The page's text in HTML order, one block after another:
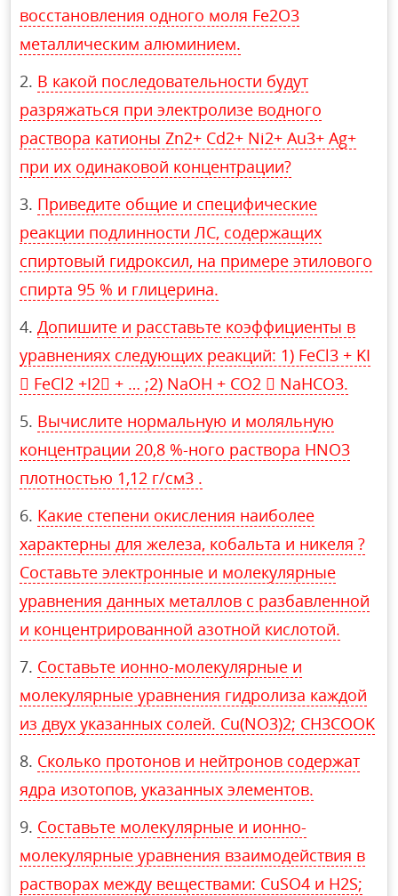
восстановления одного моля Fe2O3
металлическим алюминием.
В какой последовательности будут
разряжаться при электролизе водного
раствора катионы Zn2+ Cd2+ Ni2+ Au3+ Ag+
при их одинаковой концентрации?
Приведите общие и специфические
реакции подлинности ЛС, содержащих
спиртовый гидроксил, на примере этилового
спирта 95 % и глицерина.
Допишите и расставьте коэффициенты в
уравнениях следующих реакций: 1) FеCl3 + KI
 FeCl2 +I2 + … ;2) NaOH + СО2  NaHCO3.
Вычислите нормальную и моляльную
концентрации 20,8 %-ного раствора НNО3
плотностью 1,12 г/см3 .
Какие степени окисления наиболее
характерны для железа, кобальта и никеля ?
Составьте электронные и молекулярные
уравнения данных металлов с разбавленной
и концентрированной азотной кислотой.
Составьте ионно-молекулярные и
молекулярные уравнения гидролиза каждой
из двух указанных солей. Cu(NO3)2; СH3COOK
Сколько протонов и нейтронов содержат
ядра изотопов, указанных элементов.
Составьте молекулярные и ионно-
молекулярные уравнения взаимодействия в
растворах между веществами: CuSO4 и H2S;